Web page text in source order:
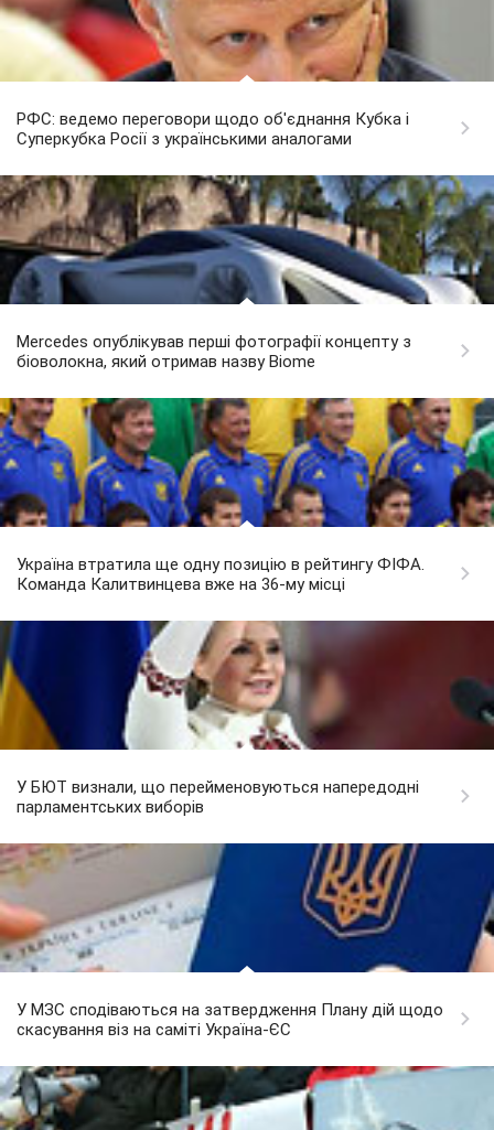
РФС: ведемо переговори щодо об'єднання Кубка і
Суперкубка Росії з українськими аналогами
Mercedes опублікував перші фотографії концепту з
біоволокна, який отримав назву Biome
Україна втратила ще одну позицію в рейтингу ФІФА.
Команда Калитвинцева вже на 36-му місці
У БЮТ визнали, що перейменовуються напередодні
парламентських виборів
У МЗС сподіваються на затвердження Плану дій щодо
скасування віз на саміті Україна-ЄС